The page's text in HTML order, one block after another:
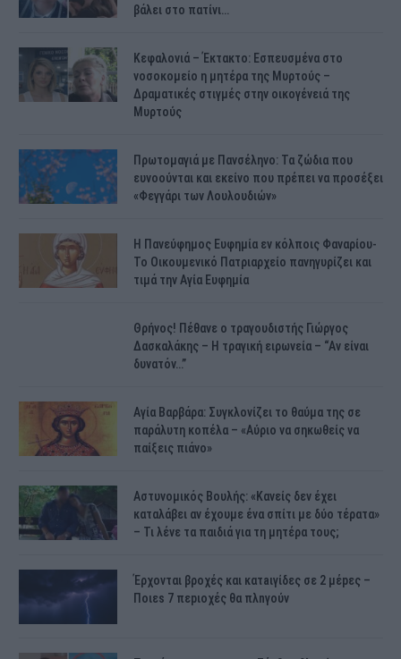
βάλει στο πατίνι…
Κεφαλονιά – Έκτακτο: Εσπευσμένα στο
νοσοκομείο η μητέρα της Μυρτούς –
Δραματικές στιγμές στην οικογένειά της
Μυρτούς
Πρωτομαγιά με Πανσέληνο: Τα ζώδια που
ευνοούνται και εκείνο που πρέπει να προσέξει
«Φεγγάρι των Λουλουδιών»
H Πανεύφημος Ευφημία εν κόλποις Φαναρίου-
Το Οικουμενικό Πατριαρχείο πανηγυρίζει και
τιμά την Αγία Ευφημία
Θρήνος! Πέθανε ο τραγουδιστής Γιώργος
Δασκαλάκης – Η τραγική ειρωνεία – “Αν είναι
δυνατόν…”
Αγία Βαρβάρα: Συγκλονίζει το θαύμα της σε
παράλυτη κοπέλα – «Αύριο να σηκωθείς να
παίξεις πιάνο»
Αστυνομικός Bουλής: «Κανείς δεν έχει
καταλάβει αν έχουμε ένα σπίτι με δύο τέρατα»
– Τι λένε τα παιδιά για τη μητέρα τους;
Έρχονται βροχές και κατaιγίδες σε 2 μέpες –
Ποιεs 7 πεpιοχές θα πλnγούν